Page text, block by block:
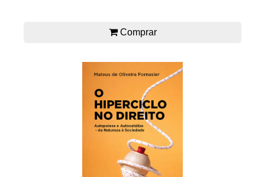
Comprar